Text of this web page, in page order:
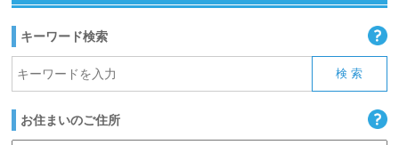
キーワード検索
お住まいのご住所